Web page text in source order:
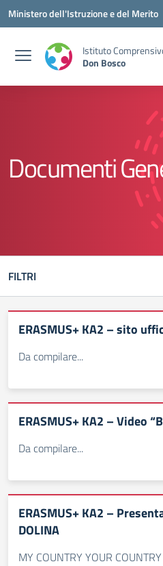
Vai ai contenuti
Vai al menu di navigazione
Vai al footer
Ministero dell'Istruzione e del Merito
Istituto
Don Bosco
Documenti
FILTRI
ERASMUS+ KA2 – sito
Da compilare...
ERASMUS+ KA2 – Video
Da compilare...
ERASMUS+ KA2 –
DOLINA
MY COUNTRY YOUR